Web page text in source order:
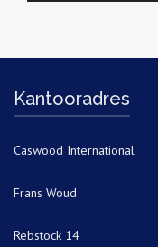
Kantooradres
Caswood International
Frans Woud
Rebstock 14